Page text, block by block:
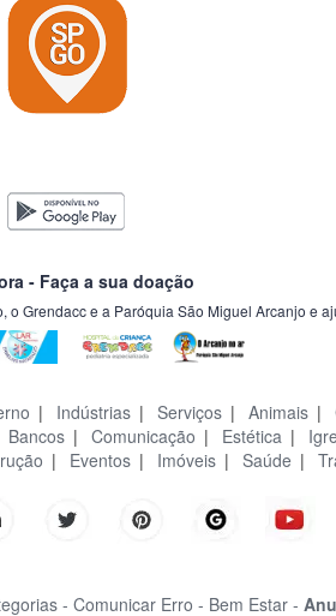
- Faça a sua doação
Grendacc e a Paróquia São Miguel Arcanjo e
| Indústrias | Serviços | Animais |
Bancos| Comunicação | Estética|
| Eventos| Imóveis| Saúde |
- Comunicar Erro - Bem Estar -